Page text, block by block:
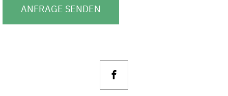
ANFRAGE SENDEN